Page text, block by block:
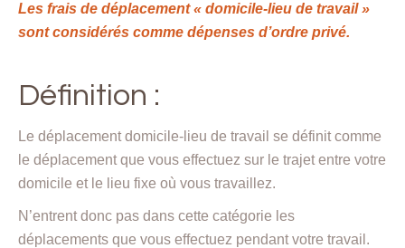
Les frais de déplacement « domicile-lieu de travail »
sont considérés comme dépenses d’ordre privé.
Définition :
Le déplacement domicile-lieu de travail se définit comme
le déplacement que vous effectuez sur le trajet entre votre
domicile et le lieu fixe où vous travaillez.
N’entrent donc pas dans cette catégorie les
déplacements que vous effectuez pendant votre travail.